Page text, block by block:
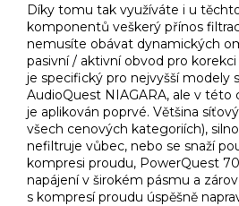
Díky tomu tak využíváte i u
komponentů veškerý přínos
nemusíte obávat dynamických
pasivní / aktivní obvod pro
je specifický pro nejvyšší modely
AudioQuest NIAGARA, ale v této
je aplikován poprvé. Většina
všech cenových kategoriích),
nefiltruje vůbec, nebo se snaží
kompresi proudu, PowerQuest
napájení v širokém pásmu a
s kompresí proudu úspěšně